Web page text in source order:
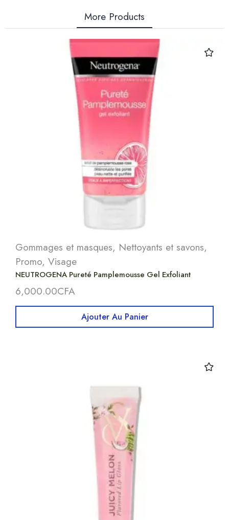
More Products
Gommages et masques, Nettoyants et savons,
Promo, Visage
NEUTROGENA Pureté Pamplemousse Gel Exfoliant
6,000.00CFA
Ajouter Au Panier